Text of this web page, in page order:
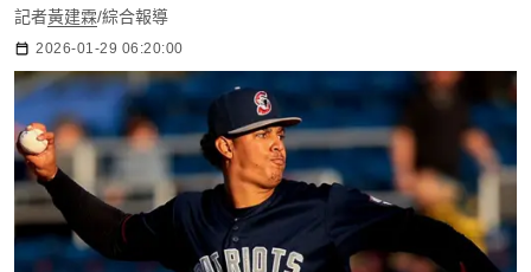
記者黃建霖/綜合報導
2026-01-29 06:20:00